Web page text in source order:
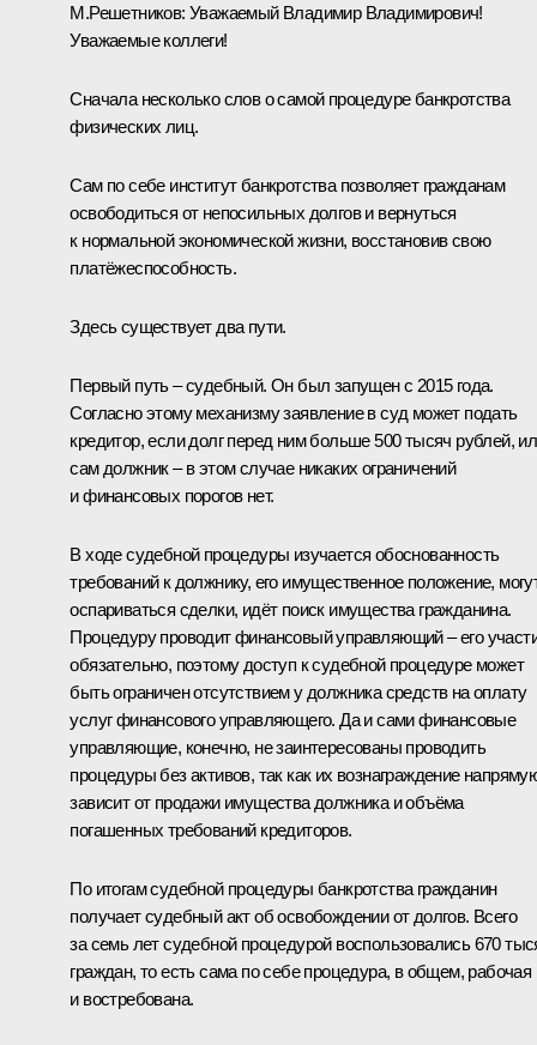
М.Решетников: Уважаемый Владимир Владимирович!
Уважаемые коллеги!
Сначала несколько слов о самой процедуре банкротства
физических лиц.
Сам по себе институт банкротства позволяет гражданам
освободиться от непосильных долгов и вернуться
к нормальной экономической жизни, восстановив свою
платёжеспособность.
Здесь существует два пути.
Первый путь – судебный. Он был запущен с 2015 года.
Согласно этому механизму заявление в суд может подать
кредитор, если долг перед ним больше 500 тысяч рублей,
сам должник – в этом случае никаких ограничений
и финансовых порогов нет.
В ходе судебной процедуры изучается обоснованность
требований к должнику, его имущественное положение,
оспариваться сделки, идёт поиск имущества гражданина.
Процедуру проводит финансовый управляющий – его
обязательно, поэтому доступ к судебной процедуре может
быть ограничен отсутствием у должника средств на оплату
услуг финансового управляющего. Да и сами финансовые
управляющие, конечно, не заинтересованы проводить
процедуры без активов, так как их вознаграждение
зависит от продажи имущества должника и объёма
погашенных требований кредиторов.
По итогам судебной процедуры банкротства гражданин
получает судебный акт об освобождении от долгов. Всего
за семь лет судебной процедурой воспользовались 670
граждан, то есть сама по себе процедура, в общем, рабочая
и востребована.